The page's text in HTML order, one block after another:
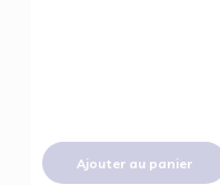
Ajouter au panier